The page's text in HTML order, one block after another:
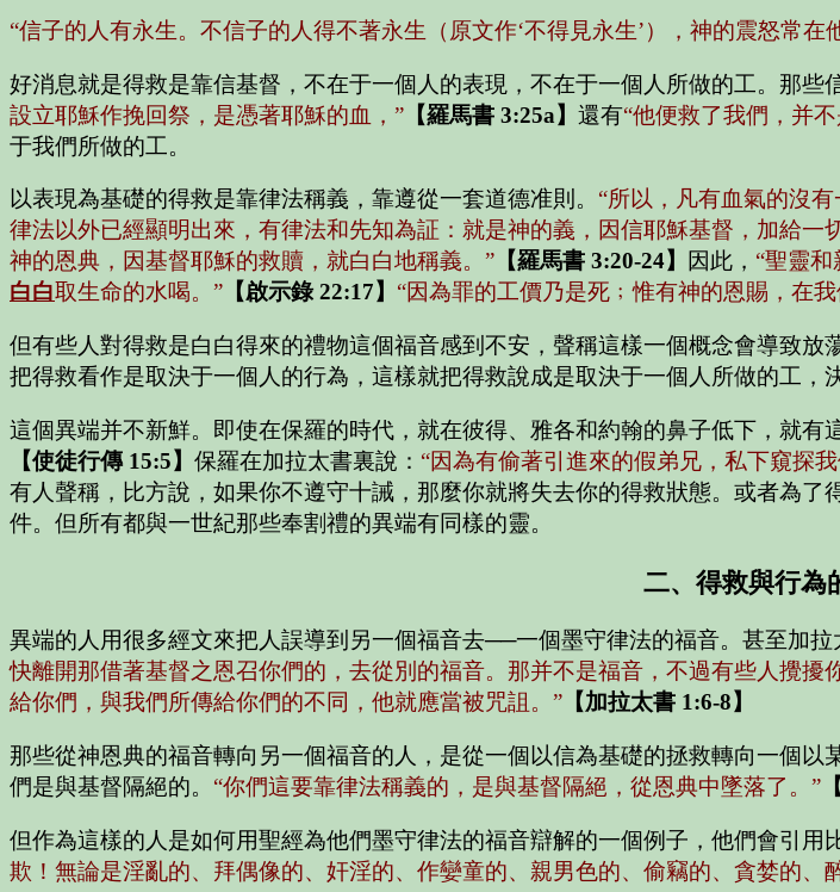
“信子的人有永生。不信子的人得不著永生（原文作‘不得見永生’），神的震怒常在
好消息就是得救是靠信基督，不在于一個人的表現，不在于一個人所做的工。那
設立耶穌作挽回祭，是憑著耶穌的血，” 【羅馬書 3:25a】 還有“他便救了我們，并
于我們所做的工。
以表現為基礎的得救是靠律法稱義，靠遵從一套道德准則。 “所以，凡有血氣的沒
律法以外已經顯明出來，有律法和先知為証：就是神的義，因信耶穌基督，加給
神的恩典，因基督耶穌的救贖，就白白地稱義。” 【羅馬書 3:20-24】 因此， “聖靈
白白取生命的水喝。” 【啟示錄 22:17】 “因為罪的工價乃是死﹔惟有神的恩賜，在
但有些人對得救是白白得來的禮物這個福音感到不安，聲稱這樣一個概念會導致
把得救看作是取決于一個人的行為，這樣就把得救說成是取決于一個人所做的工，
這個異端并不新鮮。即使在保羅的時代，就在彼得、雅各和約翰的鼻子低下，就有
【使徒行傳 15:5】 保羅在加拉太書裏說： “因為有偷著引進來的假弟兄，私下窺探
有人聲稱，比方說，如果你不遵守十誡，那麼你就將失去你的得救狀態。或者為
件。但所有都與一世紀那些奉割禮的異端有同樣的靈。
二、得救與行為
異端的人用很多經文來把人誤導到另一個福音去──一個墨守律法的福音。甚至加
快離開那借著基督之恩召你們的，去從別的福音。那并不是福音，不過有些人攪
給你們，與我們所傳給你們的不同，他就應當被咒詛。” 【加拉太書 1:6-8】
那些從神恩典的福音轉向另一個福音的人，是從一個以信為基礎的拯救轉向一個
們是與基督隔絕的。 “你們這要靠律法稱義的，是與基督隔絕，從恩典中墜落了。”
但作為這樣的人是如何用聖經為他們墨守律法的福音辯解的一個例子，他們會引用
欺！無論是淫亂的、拜偶像的、奸淫的、作孌童的、親男色的、偷竊的、貪婪的、